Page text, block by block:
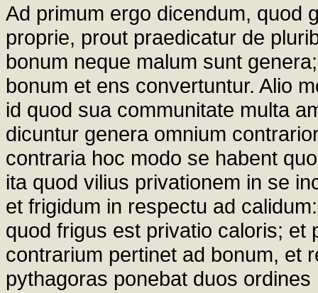
Ad primum ergo dicendum, quod
proprie, prout praedicatur de
bonum neque malum sunt
bonum et ens convertuntur. Alio
id quod sua communitate multa
dicuntur genera omnium
contraria hoc modo se habent
ita quod vilius privationem in se
et frigidum in respectu ad
quod frigus est privatio caloris; et
contrarium pertinet ad bonum, et
pythagoras ponebat duos